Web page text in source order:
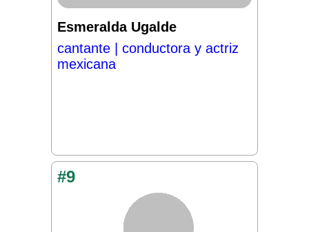
Esmeralda Ugalde
cantante | conductora y actriz
mexicana
#9